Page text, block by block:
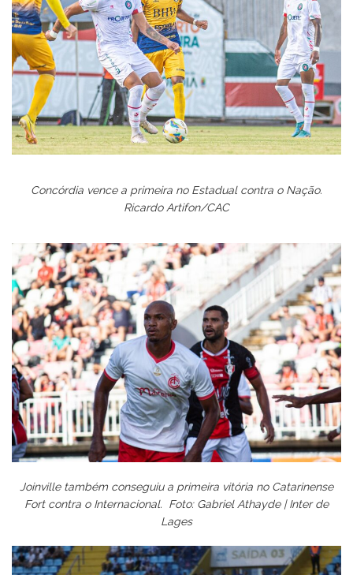
Concórdia vence a primeira no Estadual contra o Nação.
Ricardo Artifon/CAC
Joinville também conseguiu a primeira vitória no Catarinense
Fort contra o Internacional. Foto: Gabriel Athayde | Inter de
Lages